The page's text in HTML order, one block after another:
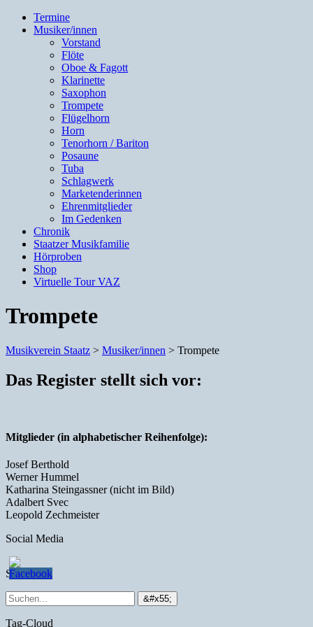
Termine
Musiker/innen
Vorstand
Flöte
Oboe & Fagott
Klarinette
Saxophon
Trompete
Flügelhorn
Horn
Tenorhorn / Bariton
Posaune
Tuba
Schlagwerk
Marketenderinnen
Ehrenmitglieder
Im Gedenken
Chronik
Staatzer Musikfamilie
Hörproben
Shop
Virtuelle Tour VAZ
Trompete
Musikverein Staatz > Musiker/innen > Trompete
Das Register stellt sich vor:
Mitglieder (in alphabetischer Reihenfolge):
Josef Berthold
Werner Hummel
Katharina Steingassner (nicht im Bild)
Adalbert Svec
Leopold Zechmeister
Social Media
Suche
Tag-Cloud